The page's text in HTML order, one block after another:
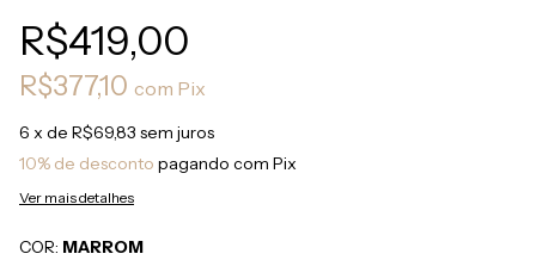
R$419,00
R$377,10 com Pix
6 x de R$69,83 sem juros
10% de desconto pagando com Pix
Ver mais detalhes
COR: MARROM